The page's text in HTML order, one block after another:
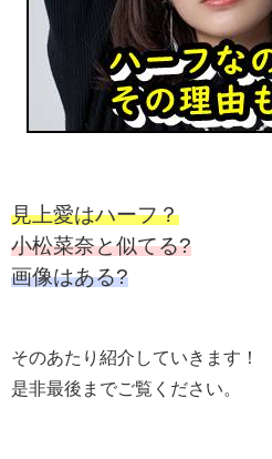
見上愛はハーフ？
小松菜奈と似てる?
画像はある?
そのあたり紹介していきます！
是非最後までご覧ください。